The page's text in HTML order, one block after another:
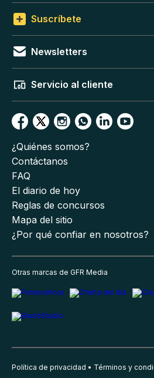
Suscríbete
Newsletters
Servicio al cliente
¿Quiénes somos?
Contáctanos
FAQ
El diario de hoy
Reglas de concursos
Mapa del sitio
¿Por qué confiar en nosotros?
Otras marcas de GFR Media
Política de privacidad Términos y